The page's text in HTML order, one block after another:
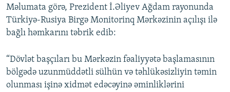
Məlumata görə, Prezident İ.Əliyev Ağdam rayonunda
Türkiyə-Rusiya Birgə Monitorinq Mərkəzinin açılışı ilə
bağlı həmkarını təbrik edib:
“Dövlət başçıları bu Mərkəzin fəaliyyətə başlamasının
bölgədə uzunmüddətli sülhün və təhlükəsizliyin təmin
olunması işinə xidmət edəcəyinə əminliklərini